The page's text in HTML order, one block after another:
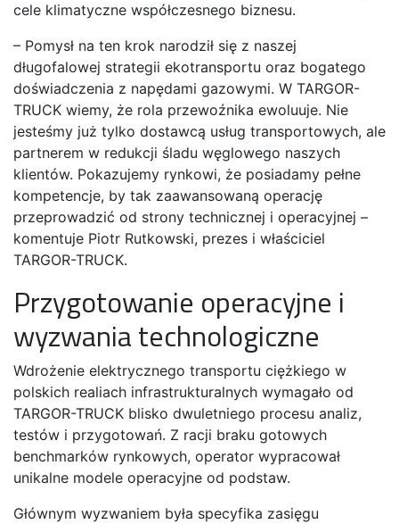
cele klimatyczne współczesnego biznesu.
– Pomysł na ten krok narodził się z naszej
długofalowej strategii ekotransportu oraz bogatego
doświadczenia z napędami gazowymi. W TARGOR-
TRUCK wiemy, że rola przewoźnika ewoluuje. Nie
jesteśmy już tylko dostawcą usług transportowych, ale
partnerem w redukcji śladu węglowego naszych
klientów. Pokazujemy rynkowi, że posiadamy pełne
kompetencje, by tak zaawansowaną operację
przeprowadzić od strony technicznej i operacyjnej –
komentuje Piotr Rutkowski, prezes i właściciel
TARGOR-TRUCK.
Przygotowanie operacyjne i
wyzwania technologiczne
Wdrożenie elektrycznego transportu ciężkiego w
polskich realiach infrastrukturalnych wymagało od
TARGOR-TRUCK blisko dwuletniego procesu analiz,
testów i przygotowań. Z racji braku gotowych
benchmarków rynkowych, operator wypracował
unikalne modele operacyjne od podstaw.
Głównym wyzwaniem była specyfika zasięgu